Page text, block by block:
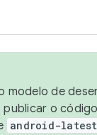
modelo de
o
android-